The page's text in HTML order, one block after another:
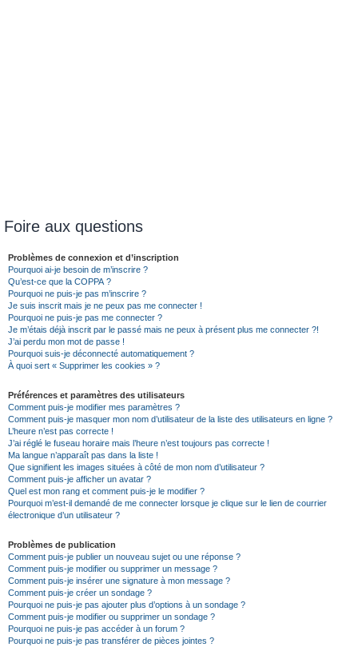
Foire aux questions
Problèmes de connexion et d’inscription
Pourquoi ai-je besoin de m’inscrire ?
Qu’est-ce que la COPPA ?
Pourquoi ne puis-je pas m’inscrire ?
Je suis inscrit mais je ne peux pas me connecter !
Pourquoi ne puis-je pas me connecter ?
Je m’étais déjà inscrit par le passé mais ne peux à présent plus me connecter ?!
J’ai perdu mon mot de passe !
Pourquoi suis-je déconnecté automatiquement ?
À quoi sert « Supprimer les cookies » ?
Préférences et paramètres des utilisateurs
Comment puis-je modifier mes paramètres ?
Comment puis-je masquer mon nom d’utilisateur de la liste des utilisateurs en ligne ?
L’heure n’est pas correcte !
J’ai réglé le fuseau horaire mais l’heure n’est toujours pas correcte !
Ma langue n’apparaît pas dans la liste !
Que signifient les images situées à côté de mon nom d’utilisateur ?
Comment puis-je afficher un avatar ?
Quel est mon rang et comment puis-je le modifier ?
Pourquoi m’est-il demandé de me connecter lorsque je clique sur le lien de courrier
électronique d’un utilisateur ?
Problèmes de publication
Comment puis-je publier un nouveau sujet ou une réponse ?
Comment puis-je modifier ou supprimer un message ?
Comment puis-je insérer une signature à mon message ?
Comment puis-je créer un sondage ?
Pourquoi ne puis-je pas ajouter plus d’options à un sondage ?
Comment puis-je modifier ou supprimer un sondage ?
Pourquoi ne puis-je pas accéder à un forum ?
Pourquoi ne puis-je pas transférer de pièces jointes ?